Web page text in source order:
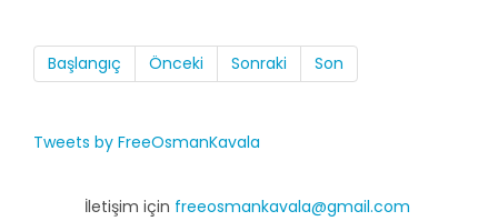
Başlangıç Önceki Sonraki Son
Tweets by FreeOsmanKavala
İletişim için freeosmankavala@gmail.com